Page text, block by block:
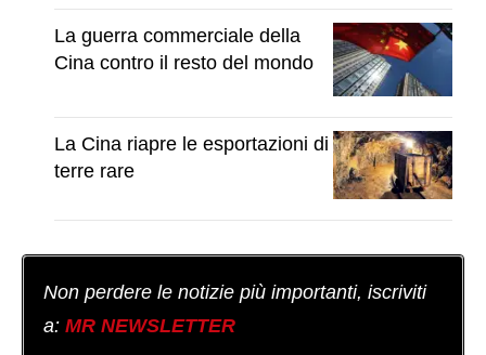
La guerra commerciale della
Cina contro il resto del mondo
La Cina riapre le esportazioni di
terre rare
Non perdere le notizie più importanti, iscriviti
a: MR NEWSLETTER